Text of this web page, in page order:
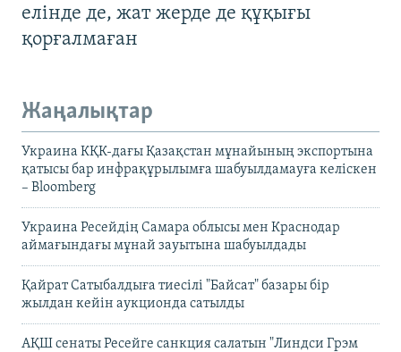
елінде де, жат жерде де құқығы
қорғалмаған
Жаңалықтар
Украина КҚК-дағы Қазақстан мұнайының экспортына
қатысы бар инфрақұрылымға шабуылдамауға келіскен
– Bloomberg
Украина Ресейдің Самара облысы мен Краснодар
аймағындағы мұнай зауытына шабуылдады
Қайрат Сатыбалдыға тиесілі "Байсат" базары бір
жылдан кейін аукционда сатылды
АҚШ сенаты Ресейге санкция салатын "Линдси Грэм